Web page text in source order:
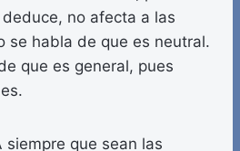
no afecta a las
se habla de que es neutral.
que es general, pues
siempre que sean las